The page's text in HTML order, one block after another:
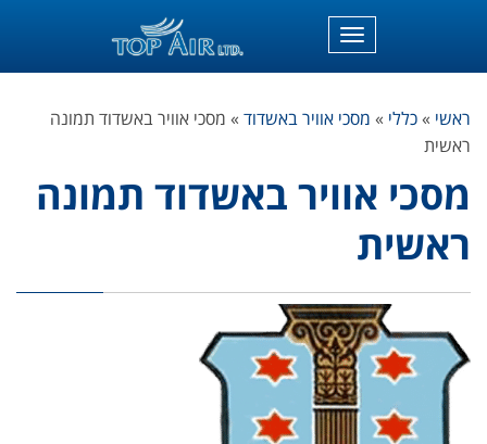
תפריט
ראשי »כללי » מסכי אוויר באשדוד » מסכי אוויר באשדוד תמונה
ראשית
מסכי אוויר באשדוד תמונה
ראשית